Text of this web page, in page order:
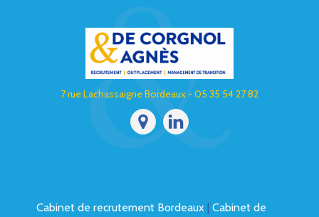
7 rue Lachassaigne Bordeaux - 05 35 54 27 82
Cabinet de recrutement Bordeaux |Cabinet de